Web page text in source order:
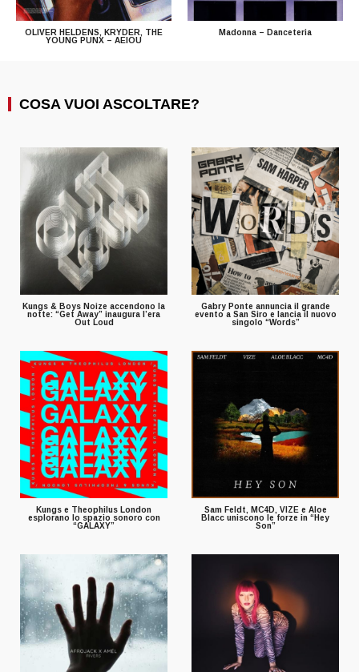
OLIVER HELDENS, KRYDER, THE
YOUNG PUNX – AEIOU
Madonna – Danceteria
COSA VUOI ASCOLTARE?
Kungs & Boys Noize accendono la
notte: “Get Away” inaugura l’era
Out Loud
Gabry Ponte annuncia il grande
evento a San Siro e lancia il nuovo
singolo “Words”
Kungs e Theophilus London
esplorano lo spazio sonoro con
“GALAXY”
Sam Feldt, MC4D, VIZE e Aloe
Blacc uniscono le forze in “Hey
Son”